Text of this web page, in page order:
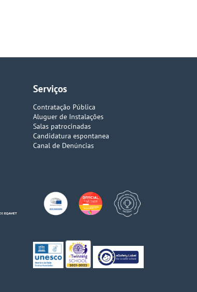
Serviços
Contratação Pública
Aluguer de Instalações
Salas patrocinadas
Candidatura espontanea
Canal de Denúncias